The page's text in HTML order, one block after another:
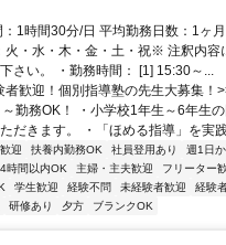
1時間30分/日 平均勤務日数：1ヶ
火・水・木・金・土・祝※ 注釈内容
さい。 ・勤務時間： [1] 15:30～...
者歓迎！個別指導塾の先生大募集！
勤務OK！ ・小学校1年生～6年生の
だきます。 ・「ほめる指導」を実
迎 扶養内勤務OK 社員登用あり
週1日
時間以内OK 主婦・主夫歓迎
フリーター
学生歓迎 経験不問 未経験者歓迎
経験
研修あり 夕方 ブランクOK